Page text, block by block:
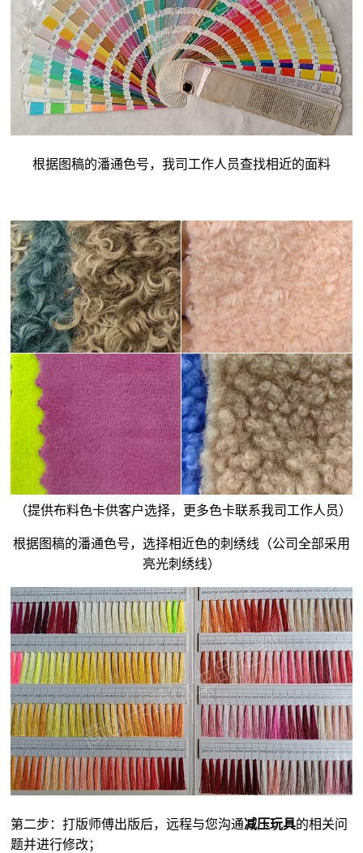
根据图稿的潘通色号，我司工作人员查找相近的面料
（提供布料色卡供客户选择，更多色卡联系我司工作人员）
根据图稿的潘通色号，选择相近色的刺绣线（公司全部采用
亮光刺绣线）
第二步：打版师傅出版后，远程与您沟通减压玩具的相关问
题并进行修改；